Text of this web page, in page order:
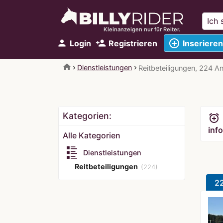
Kleinanzeigen nur für Reiter.
person Login person_add Registrieren add_circle_outline Inserieren
home Dienstleistungen Reitbeteiligungen, 224
Kategorien:
Alle Kategorien
Dienstleistungen
Reitbeteiligungen (224)
alarm_add